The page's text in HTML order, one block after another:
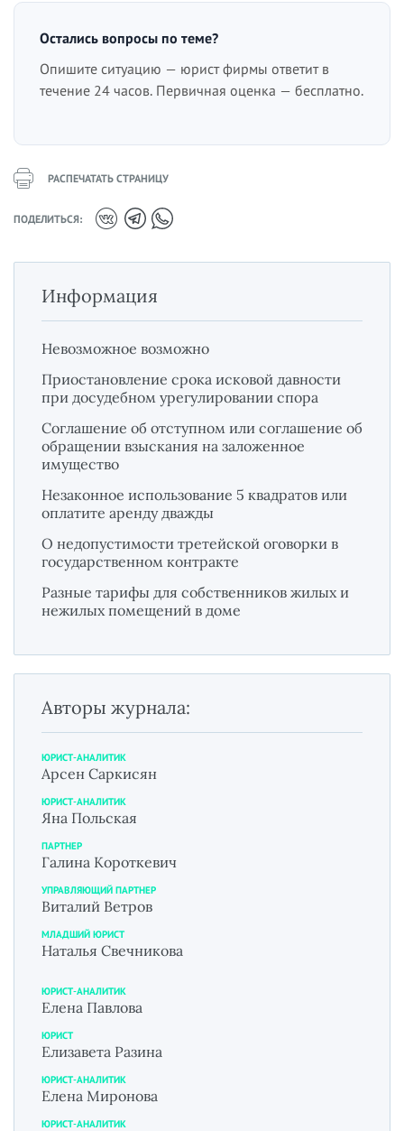
Остались вопросы по теме?
Опишите ситуацию — юрист фирмы ответит в
течение 24 часов. Первичная оценка — бесплатно.
РАСПЕЧАТАТЬ СТРАНИЦУ
ПОДЕЛИТЬСЯ:
Информация
Невозможное возможно
Приостановление срока исковой давности
при досудебном урегулировании спора
Соглашение об отступном или соглашение об
обращении взыскания на заложенное
имущество
Незаконное использование 5 квадратов или
оплатите аренду дважды
О недопустимости третейской оговорки в
государственном контракте
Разные тарифы для собственников жилых и
нежилых помещений в доме
Авторы журнала:
ЮРИСТ-АНАЛИТИК
Арсен Саркисян
ЮРИСТ-АНАЛИТИК
Яна Польская
ПАРТНЕР
Галина Короткевич
УПРАВЛЯЮЩИЙ ПАРТНЕР
Виталий Ветров
МЛАДШИЙ ЮРИСТ
Наталья Свечникова
ЮРИСТ-АНАЛИТИК
Елена Павлова
ЮРИСТ
Елизавета Разина
ЮРИСТ-АНАЛИТИК
Елена Миронова
ЮРИСТ-АНАЛИТИК